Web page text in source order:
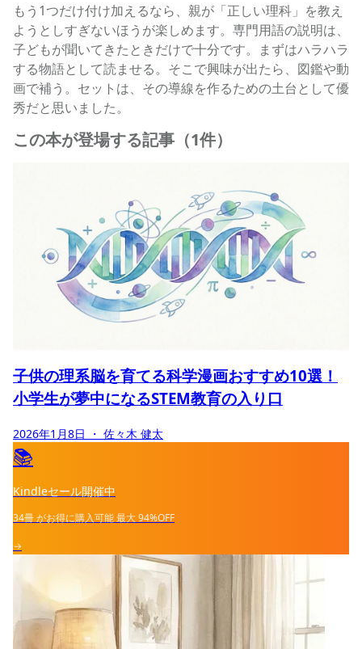
もう1つだけ付け加えるなら、親が「正しい理科」を教え
ようとしすぎないほうが楽しめます。専門用語の説明は、
子どもが聞いてきたときだけで十分です。まずはハラハラ
する物語として読ませる。そこで興味が出たら、図鑑や動
画で補う。セットは、その導線を作るための土台として優
秀だと思いました。
この本が登場する記事（1件）
子供の理系脳を育てる科学漫画おすすめ10選！
小学生が夢中になるSTEM教育の入り口
2026年1月8日 ・ 佐々木 健太
📚
Kindleセール開催中
34冊がお得に購入可能最大94%OFF
→